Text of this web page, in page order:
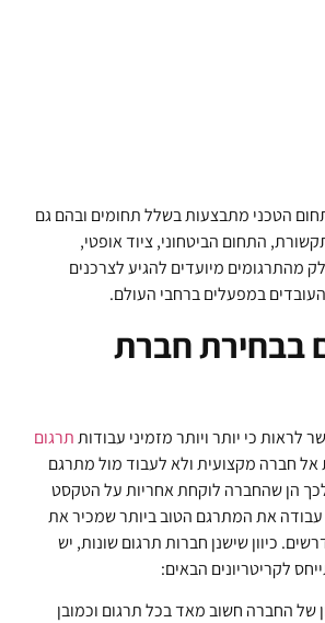
הטכני מתבצעות בשלל תחומים ובהם גם
התחום הביטחוני, ציוד אופטי,
מהתרגומים מיועדים להגיע לצרכנים
במפעלים ברחבי העולם.
בבחירת חברת
לראות כי יותר ויותר מזמיני עבודותתרגום
אל חברה מקצועית ולא לעבוד מול מתרגם
לכך הן שהחברה לוקחת אחריות על הטקסט
עבודה את המתרגם הטוב ביותר שמכיר את
כיוון שישנן חברות תרגום שונות, יש
לקריטריונים הבאים:
של החברה חשוב מאד בכל תרגום וכמובן